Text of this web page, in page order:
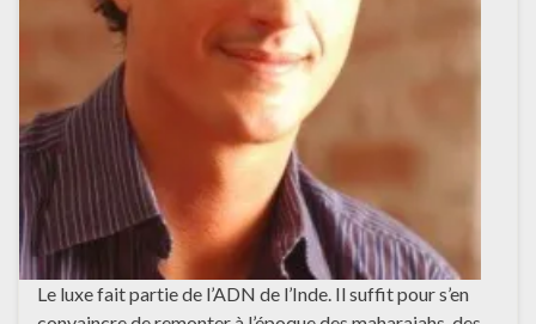
Le luxe fait partie de l’ADN de l’Inde. Il suffit pour s’en